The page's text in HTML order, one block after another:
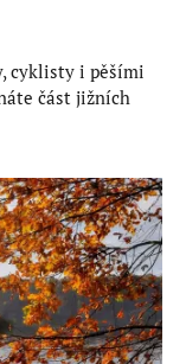
cyklisty i pěšími
část jižních